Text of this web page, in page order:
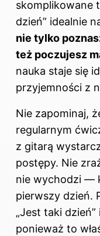
skomplikowane
dzień” idealnie
nie tylko
też poczujesz
nauka staje się
przyjemności z
Nie zapominaj,
regularnym
z gitarą
postępy. Nie
nie wychodzi —
pierwszy dzień.
„Jest taki
ponieważ to